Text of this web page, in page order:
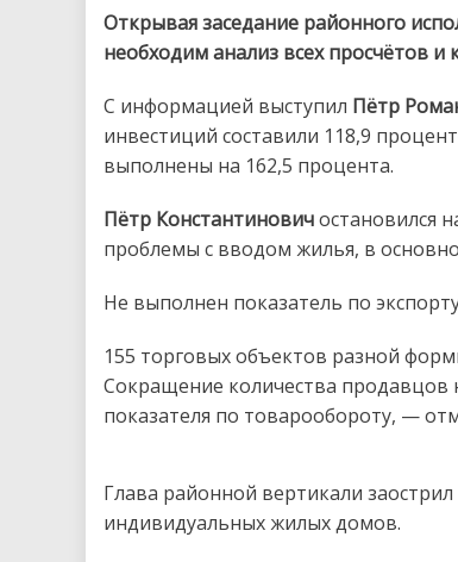
Открывая заседание районного
необходим анализ всех просчётов
С информацией выступил Пётр
инвестиций составили 118,9
выполнены на 162,5 процента.
Пётр Константиновичостановился
проблемы с вводом жилья, в
Не выполнен показатель по
155 торговых объектов разной
Сокращение количества
показателя по товарообороту, —
Глава районной вертикали
индивидуальных жилых домов.